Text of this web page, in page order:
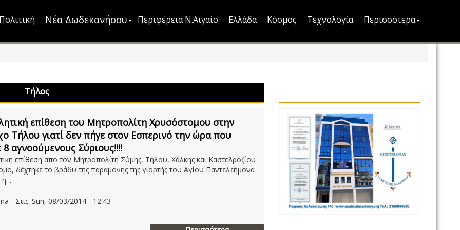
Πολιτική Νέα Δωδεκανήσου Περιφέρεια Ν.Αιγαίο Ελλάδα Κόσμος Τεχνολογία Περισσότερα
Τήλος
επίθεση του Μητροπολίτη Χρυσόστομου στην
Τήλου γιατί δεν πήγε στον Εσπερινό την ώρα που
8 αγνοούμενους Σύριους!!!!
επίθεση απο τον Μητροπολίτη Σύμης, Τήλου, Χάλκης και Καστελροζίου
δέχτηκε το βράδυ της παραμονής της γιορτής του Αγίου Παντελεήμονα
...
- Στις: Sun, 08/03/2014 - 12:43